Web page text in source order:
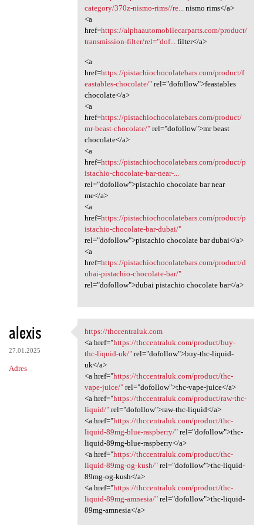
category/370z-nismo-rims//re...
nismo rims</a>
<a
href=https://alphaautomobilecarparts.com/product/
transmission-filter/rel="dof...
filter</a>
<a
href=https://pistachiochocolatebars.com/product/f
eastables-chocolate/"rel="dofollow">feastables
chocolate</a>
<a
href=https://pistachiochocolatebars.com/product/
mr-beast-chocolate/"rel="dofollow">mr beast
chocolate</a>
<a
href=https://pistachiochocolatebars.com/product/p
istachio-chocolate-bar-near-...
rel="dofollow">pistachio chocolate bar near
me</a>
<a
href=https://pistachiochocolatebars.com/product/p
istachio-chocolate-bar-dubai/"
rel="dofollow">pistachio chocolate bar dubai</a>
<a
href=https://pistachiochocolatebars.com/product/d
ubai-pistachio-chocolate-bar/"
rel="dofollow">dubai pistachio chocolate bar</a>
alexis
27.01.2025
Adres
https://thccentraluk.com
https://thccentraluk.com
<a href="https://thccentraluk.com/product/buy-
thc-liquid-uk/"rel="dofollow">buy-thc-liquid-
uk</a>
<a href="https://thccentraluk.com/product/thc-
vape-juice/"rel="dofollow">thc-vape-juice</a>
<a href="https://thccentraluk.com/product/raw-thc-
liquid/"rel="dofollow">raw-thc-liquid</a>
<a href="https://thccentraluk.com/product/thc-
liquid-89mg-blue-raspberry/"rel="dofollow">thc-
liquid-89mg-blue-raspberry</a>
<a href="https://thccentraluk.com/product/thc-
liquid-89mg-og-kush/"rel="dofollow">thc-liquid-
89mg-og-kush</a>
<a href="https://thccentraluk.com/product/thc-
liquid-89mg-amnesia/"rel="dofollow">thc-liquid-
89mg-amnesia</a>